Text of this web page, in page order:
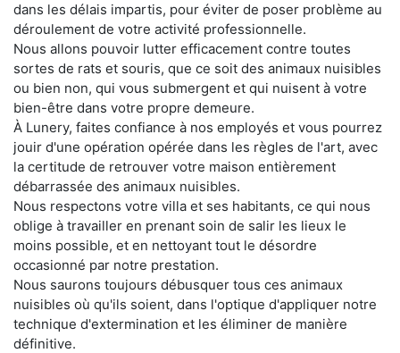
dans les délais impartis, pour éviter de poser problème au
déroulement de votre activité professionnelle.
Nous allons pouvoir lutter efficacement contre toutes
sortes de rats et souris, que ce soit des animaux nuisibles
ou bien non, qui vous submergent et qui nuisent à votre
bien-être dans votre propre demeure.
À Lunery, faites confiance à nos employés et vous pourrez
jouir d'une opération opérée dans les règles de l'art, avec
la certitude de retrouver votre maison entièrement
débarrassée des animaux nuisibles.
Nous respectons votre villa et ses habitants, ce qui nous
oblige à travailler en prenant soin de salir les lieux le
moins possible, et en nettoyant tout le désordre
occasionné par notre prestation.
Nous saurons toujours débusquer tous ces animaux
nuisibles où qu'ils soient, dans l'optique d'appliquer notre
technique d'extermination et les éliminer de manière
définitive.